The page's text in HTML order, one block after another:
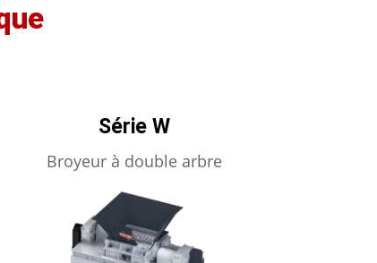
Série W
Broyeur à double arbre
APPRENDRE ENCORE PLUS